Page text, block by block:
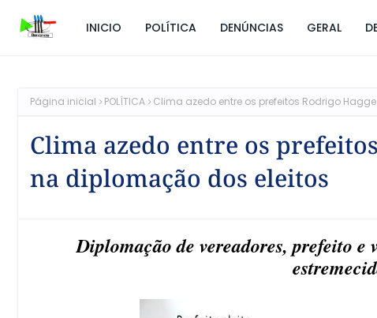
INICIO POLÍTICA DENÚNCIAS GERAL
Página inicial POLÍTICA Clima azedo entre os prefeitos Rodrigo
Clima azedo entre os
na diplomação dos eleitos
Diplomação de vereadores, prefeito e